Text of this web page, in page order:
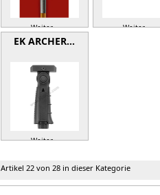
Weiter » Weiter »
EK ARCHER…
Weiter »
Artikel 22 von 28 in dieser Kategorie